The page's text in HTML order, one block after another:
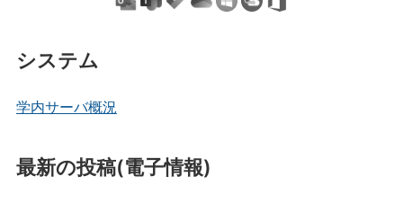
システム
学内サーバ概況
最新の投稿(電子情報)